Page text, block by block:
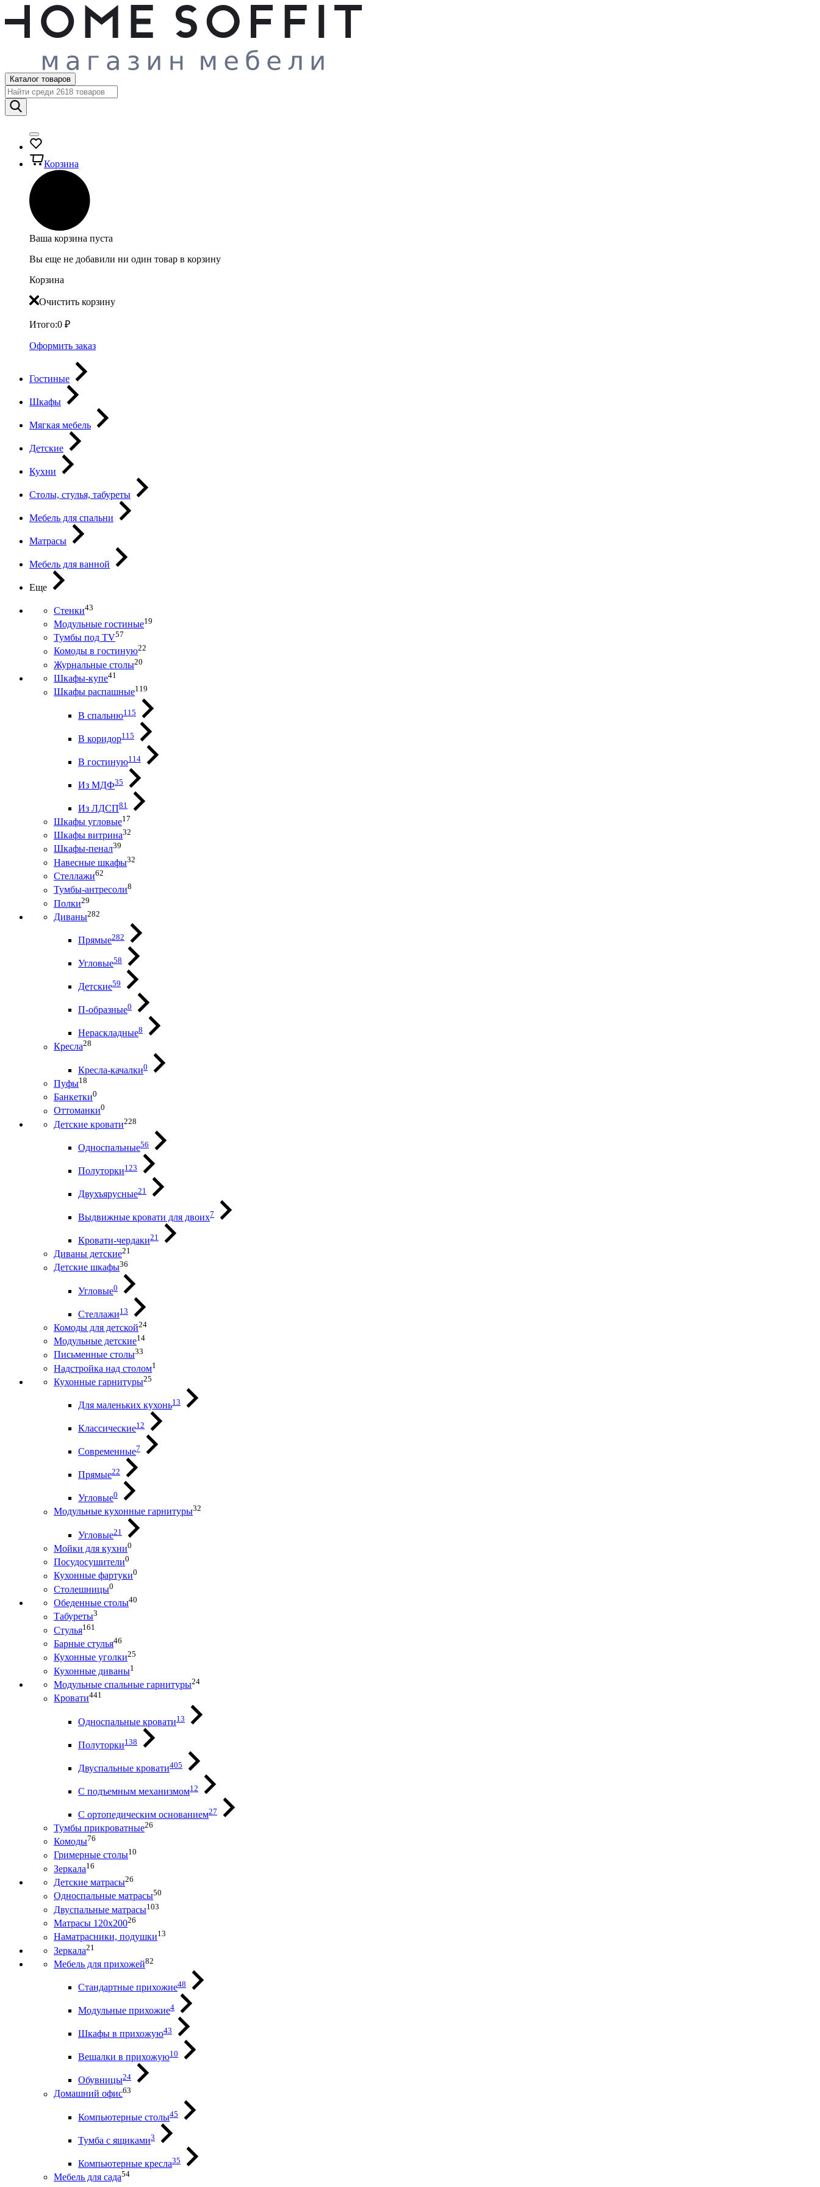
Каталог товаров
Корзина
Ваша корзина пуста
Вы еще не добавили ни один товар в корзину
Корзина
Очистить корзину
Итого:0 ₽
Оформить заказ
Гостиные
Шкафы
Мягкая мебель
Детские
Кухни
Столы, стулья, табуреты
Мебель для спальни
Матрасы
Мебель для ванной
Еще
Стенки43
Модульные гостиные19
Тумбы под ТV57
Комоды в гостиную22
Журнальные столы20
Шкафы-купе41
Шкафы распашные119
В спальню115
В коридор115
В гостиную114
Из МДФ35
Из ЛДСП81
Шкафы угловые17
Шкафы витрина32
Шкафы-пенал39
Навесные шкафы32
Стеллажи62
Тумбы-антресоли8
Полки29
Диваны282
Прямые282
Угловые58
Детские59
П-образные0
Нераскладные8
Кресла28
Кресла-качалки0
Пуфы18
Банкетки0
Оттоманки0
Детские кровати228
Односпальные56
Полуторки123
Двухъярусные21
Выдвижные кровати для двоих7
Кровати-чердаки21
Диваны детские21
Детские шкафы36
Угловые0
Стеллажи13
Комоды для детской24
Модульные детские14
Письменные столы33
Надстройка над столом1
Кухонные гарнитуры25
Для маленьких кухонь13
Классические12
Современные7
Прямые22
Угловые0
Модульные кухонные гарнитуры32
Угловые21
Мойки для кухни0
Посудосушители0
Кухонные фартуки0
Столешницы0
Обеденные столы40
Табуреты3
Стулья161
Барные стулья46
Кухонные уголки25
Кухонные диваны1
Модульные спальные гарнитуры24
Кровати441
Односпальные кровати13
Полуторки138
Двуспальные кровати405
С подъемным механизмом12
С ортопедическим основанием27
Тумбы прикроватные26
Комоды76
Гримерные столы10
Зеркала16
Детские матрасы26
Односпальные матрасы50
Двуспальные матрасы103
Матрасы 120х20026
Наматрасники, подушки13
Зеркала21
Мебель для прихожей82
Стандартные прихожие48
Модульные прихожие4
Шкафы в прихожую43
Вешалки в прихожую10
Обувницы24
Домашний офис63
Компьютерные столы45
Тумба с ящиками3
Компьютерные кресла35
Мебель для сада54